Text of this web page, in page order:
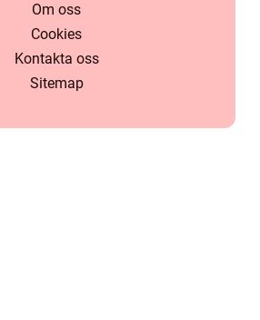
Om oss
Cookies
Kontakta oss
Sitemap